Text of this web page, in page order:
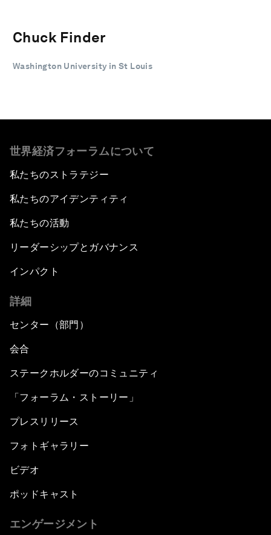
Chuck Finder
Washington University in St Louis
世界経済フォーラムについて
私たちのストラテジー
私たちのアイデンティティ
私たちの活動
リーダーシップとガバナンス
インパクト
詳細
センター（部門）
会合
ステークホルダーのコミュニティ
「フォーラム・ストーリー」
プレスリリース
フォトギャラリー
ビデオ
ポッドキャスト
エンゲージメント